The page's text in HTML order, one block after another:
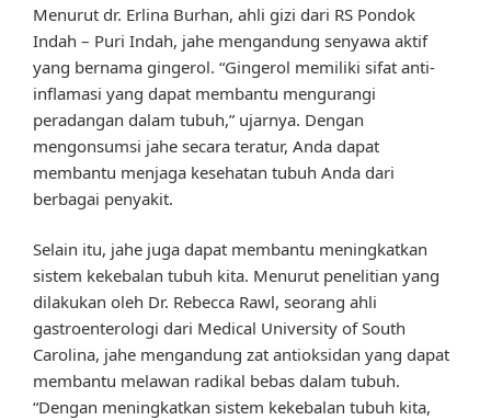
Menurut dr. Erlina Burhan, ahli gizi dari RS Pondok
Indah – Puri Indah, jahe mengandung senyawa aktif
yang bernama gingerol. “Gingerol memiliki sifat anti-
inflamasi yang dapat membantu mengurangi
peradangan dalam tubuh,” ujarnya. Dengan
mengonsumsi jahe secara teratur, Anda dapat
membantu menjaga kesehatan tubuh Anda dari
berbagai penyakit.
Selain itu, jahe juga dapat membantu meningkatkan
sistem kekebalan tubuh kita. Menurut penelitian yang
dilakukan oleh Dr. Rebecca Rawl, seorang ahli
gastroenterologi dari Medical University of South
Carolina, jahe mengandung zat antioksidan yang dapat
membantu melawan radikal bebas dalam tubuh.
“Dengan meningkatkan sistem kekebalan tubuh kita,